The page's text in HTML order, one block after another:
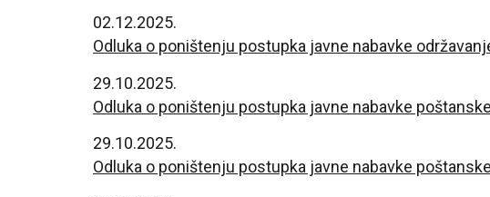
02.12.2025.
Odluka o poništenju postupka javne nabavke
29.10.2025.
Odluka o poništenju postupka javne nabavke
29.10.2025.
Odluka o poništenju postupka javne nabavke